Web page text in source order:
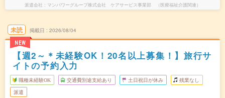
派遣会社 マンパワーグループ株式会社 ケアサービス事業部 （医療福祉介護関連）
未読
NEW
掲載日 2026/08/04
【週2～＊未経験OK！20名以上募集！】旅行サ
イトの予約入力
職種未経験OK 交通費別途支給あり 土日祝日が休み 残業なし
派遣